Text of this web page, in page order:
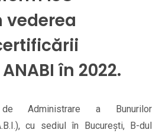
vederea
în 2022.
Administrare a Bunurilor
cu sediul în București, B-dul